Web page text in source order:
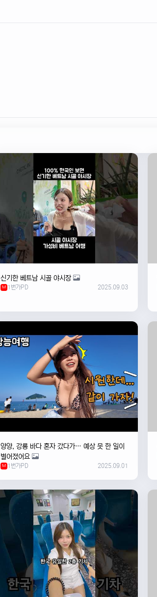
신기한 베트남 시골 야시장
M 1번가PD 2025.09.03
양양, 강릉 바다 혼자 갔다가… 예상 못 한 일이
벌어졌어요
M 1번가PD 2025.09.01